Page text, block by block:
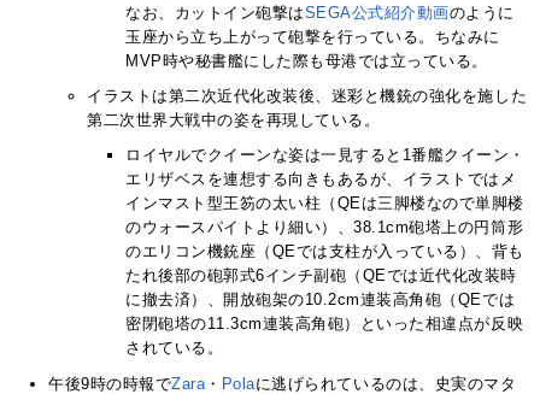
なお、カットイン砲撃はSEGA公式紹介動画のように
玉座から立ち上がって砲撃を行っている。ちなみに
MVP時や秘書艦にした際も母港では立っている。
イラストは第二次近代化改装後、迷彩と機銃の強化を施した
第二次世界大戦中の姿を再現している。
ロイヤルでクイーンな姿は一見すると1番艦クイーン・
エリザベスを連想する向きもあるが、イラストではメ
インマスト型王笏の太い柱（QEは三脚楼なので単脚楼
のウォースパイトより細い）、38.1cm砲塔上の円筒形
のエリコン機銃座（QEでは支柱が入っている）、背も
たれ後部の砲郭式6インチ副砲（QEでは近代化改装時
に撤去済）、開放砲架の10.2cm連装高角砲（QEでは
密閉砲塔の11.3cm連装高角砲）といった相違点が反映
されている。
午後9時の時報でZara ・ Polaに逃げられているのは、史実のマタ